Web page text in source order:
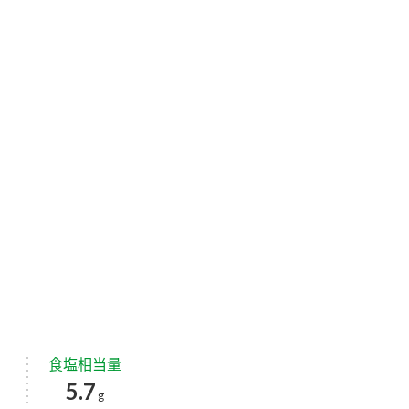
食塩相当量
5.7 g